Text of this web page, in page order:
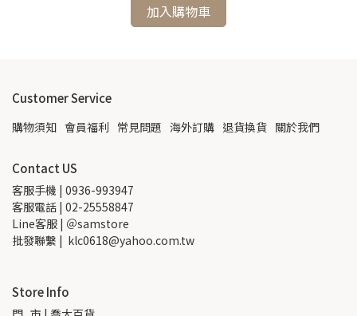
加入購物車
Customer Service
購物須知 會員福利 常見問題 海外訂購 退貨換貨 關於我們
Contact US
客服手機 | 0936-993947
客服電話 | 02-25558847
Line客服 | ＠samstore
批發聯繫 |  klc0618@yahoo.com.tw
Store Info